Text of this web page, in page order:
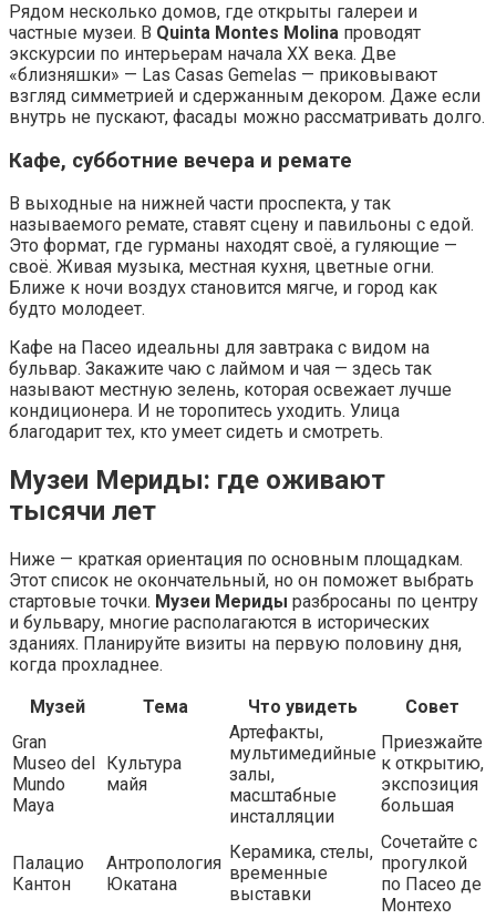
Рядом несколько домов, где открыты галереи и
частные музеи. В Quinta Montes Molina проводят
экскурсии по интерьерам начала XX века. Две
«близняшки» — Las Casas Gemelas — приковывают
взгляд симметрией и сдержанным декором. Даже если
внутрь не пускают, фасады можно рассматривать долго.
Кафе, субботние вечера и ремате
В выходные на нижней части проспекта, у так
называемого ремате, ставят сцену и павильоны с едой.
Это формат, где гурманы находят своё, а гуляющие —
своё. Живая музыка, местная кухня, цветные огни.
Ближе к ночи воздух становится мягче, и город как
будто молодеет.
Кафе на Пасео идеальны для завтрака с видом на
бульвар. Закажите чаю с лаймом и чая — здесь так
называют местную зелень, которая освежает лучше
кондиционера. И не торопитесь уходить. Улица
благодарит тех, кто умеет сидеть и смотреть.
Музеи Мериды: где оживают
тысячи лет
Ниже — краткая ориентация по основным площадкам.
Этот список не окончательный, но он поможет выбрать
стартовые точки. Музеи Мериды разбросаны по центру
и бульвару, многие располагаются в исторических
зданиях. Планируйте визиты на первую половину дня,
когда прохладнее.
Музей
Тема Что увидеть
Совет
Gran
Museo del
Mundo
Maya
Культура
майя
Артефакты,
мультимедийные
залы,
масштабные
инсталляции
Приезжайте
к открытию,
экспозиция
большая
Палацио
Кантон
Антропология
Юкатана
Керамика, стелы,
временные
выставки
Сочетайте с
прогулкой
по Пасео де
Монтехо